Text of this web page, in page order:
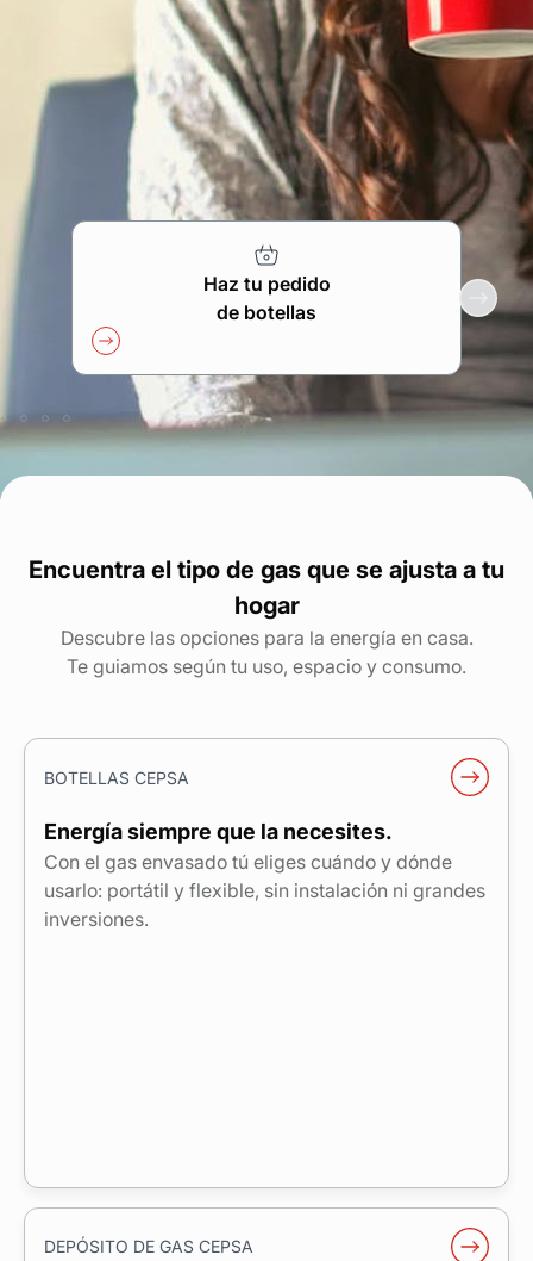
Encuentra tu punto de venta
Contacta con tu distribuidor
Acceso área privada
Haz tu pedido
de botellas
Encuentra el tipo de gas que se ajusta a tu
hogar
Descubre las opciones para la energía en casa.
Te guiamos según tu uso, espacio y consumo.
BOTELLAS CEPSA
Energía siempre que la necesites.
Con el gas envasado tú eliges cuándo y dónde
usarlo: portátil y flexible, sin instalación ni grandes
inversiones.
DEPÓSITO DE GAS CEPSA